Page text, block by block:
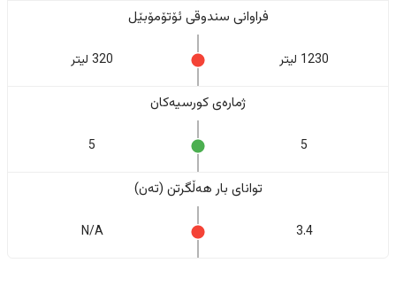
فراوانی سندوقی ئۆتۆمۆبێل
1230 لیتر 320 لیتر
ژمارەی کورسیەکان
5
5
تواناى بار هەڵگرتن (تەن)
3.4
N/A